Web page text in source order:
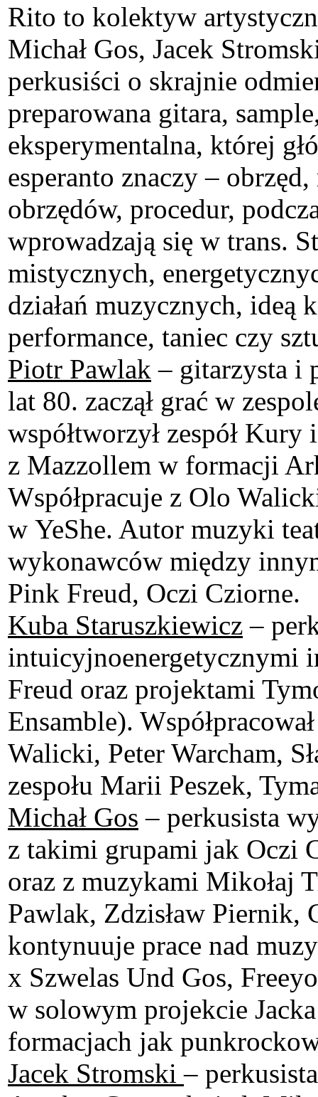
Rito to kolektyw
Michał Gos, Jacek
perkusiści o skrajnie
preparowana gitara,
eksperymentalna, której
esperanto znaczy –
obrzędów, procedur,
wprowadzają się w trans.
mistycznych,
działań muzycznych,
performance, taniec czy
Piotr Pawlak – gitarzysta i
lat 80. zaczął grać w
współtworzył zespół
z Mazzollem w formacji
Współpracuje z Olo
w YeShe. Autor muzyki
wykonawców między
Pink Freud, Oczi Cziorne.
Kuba Staruszkiewicz –
intuicyjnoenergetycznymi
Freud oraz projektami
Ensamble).
Walicki, Peter Warcham,
zespołu Marii Peszek,
Michał Gos – perkusista
z takimi grupami jak Oczi
oraz z muzykami Mikołaj
Pawlak, Zdzisław Piernik,
kontynuuje prace nad
x Szwelas Und Gos,
w solowym projekcie
formacjach jak
Jacek Stromski–